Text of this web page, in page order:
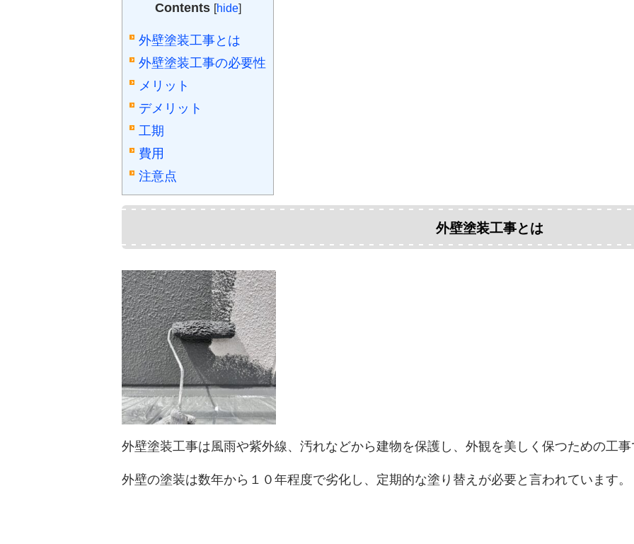
Contents [hide]
外壁塗装工事とは
外壁塗装工事の必要性
メリット
デメリット
工期
費用
注意点
外壁塗装工事とは
外壁塗装工事は風雨や紫外線、汚れなどから建物を保護し、外観を美しく保つための工
外壁の塗装は数年から１０年程度で劣化し、定期的な塗り替えが必要と言われています。